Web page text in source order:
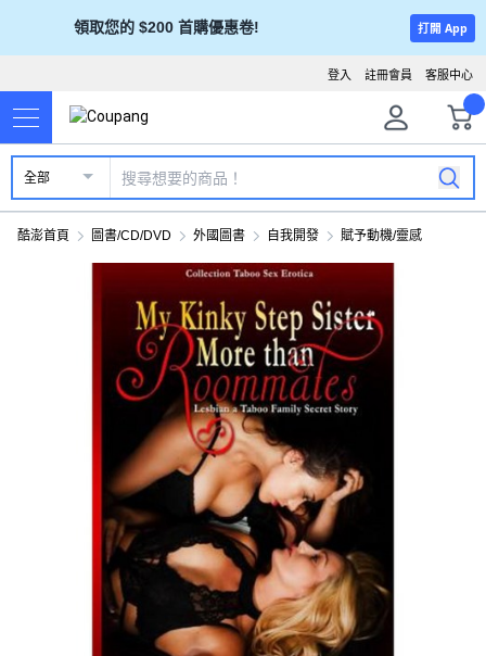
領取您的 $200 首購優惠卷! 打開 App
客服中心
註冊會員
登入
全部
酷澎首頁 圖書/CD/DVD 外國圖書 自我開發 賦予動機/靈感